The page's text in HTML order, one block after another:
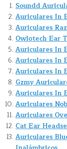
Soundd
Auriculares In
Auriculares
Owlotech Ear
Auriculares In
Auriculares In
Auriculares In
Gzmy
Auriculares In
Auriculares
Auriculares
Cat Ear
Auriculares